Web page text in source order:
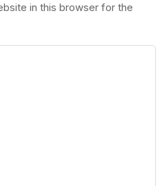
in this browser for the